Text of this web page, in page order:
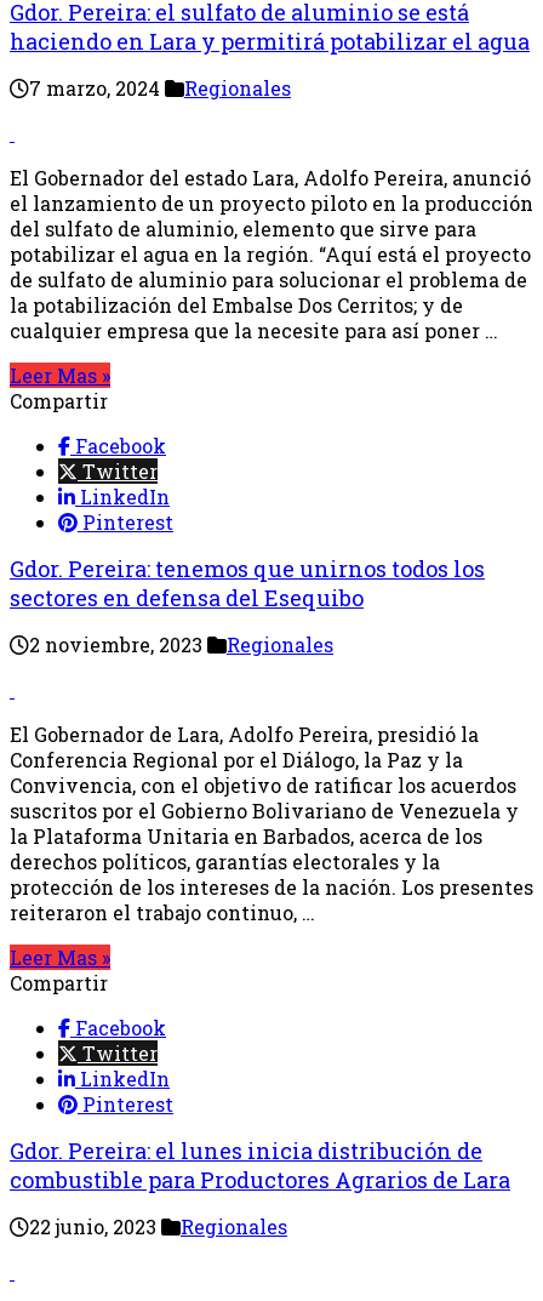
Gdor. Pereira: el sulfato de aluminio se está
haciendo en Lara y permitirá potabilizar el agua
7 marzo, 2024 Regionales
El Gobernador del estado Lara, Adolfo Pereira, anunció
el lanzamiento de un proyecto piloto en la producción
del sulfato de aluminio, elemento que sirve para
potabilizar el agua en la región. “Aquí está el proyecto
de sulfato de aluminio para solucionar el problema de
la potabilización del Embalse Dos Cerritos; y de
cualquier empresa que la necesite para así poner …
Leer Mas »
Compartir
Facebook
Twitter
LinkedIn
Pinterest
Gdor. Pereira: tenemos que unirnos todos los
sectores en defensa del Esequibo
2 noviembre, 2023 Regionales
El Gobernador de Lara, Adolfo Pereira, presidió la
Conferencia Regional por el Diálogo, la Paz y la
Convivencia, con el objetivo de ratificar los acuerdos
suscritos por el Gobierno Bolivariano de Venezuela y
la Plataforma Unitaria en Barbados, acerca de los
derechos políticos, garantías electorales y la
protección de los intereses de la nación. Los presentes
reiteraron el trabajo continuo, …
Leer Mas »
Compartir
Facebook
Twitter
LinkedIn
Pinterest
Gdor. Pereira: el lunes inicia distribución de
combustible para Productores Agrarios de Lara
22 junio, 2023 Regionales